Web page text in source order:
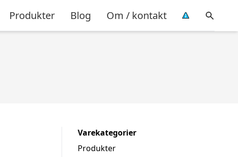
Produkter Blog Om / kontakt
Varekategorier
Produkter